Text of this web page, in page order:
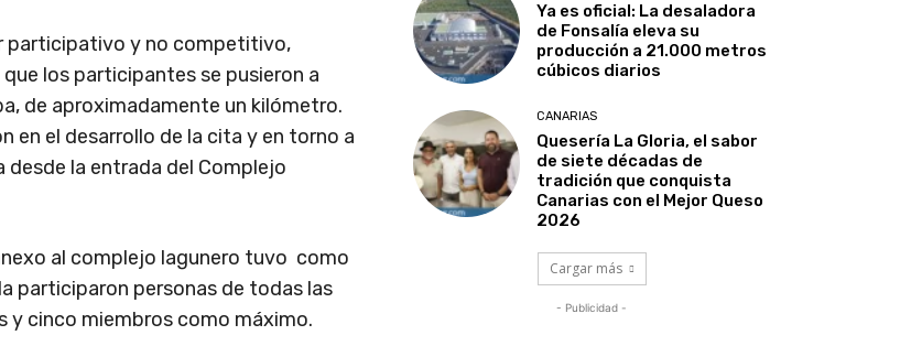
participativo y no competitivo,
los participantes se pusieron a
de aproximadamente un kilómetro.
en el desarrollo de la cita y en torno a
desde la entrada del Complejo
al complejo lagunero tuvo como
participaron personas de todas las
y cinco miembros como máximo.
Ya es oficial: La desaladora
de Fonsalía eleva su
producción a 21.000 metros
cúbicos diarios
CANARIAS
Quesería La Gloria, el sabor
de siete décadas de
tradición que conquista
Canarias con el Mejor Queso
2026
Cargar más
- Publicidad -